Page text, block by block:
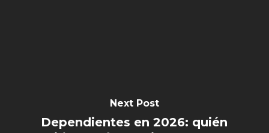
Next Post
Dependientes en 2026: quién